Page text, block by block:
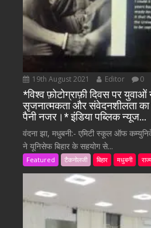
19th August 2021 Editor 0
*विश्व फ़ोटोग्राफ़ी दिवस पर युवाओं
सृजनात्मकता और संवेदनशीलता का
पैनी नजर।* इंडिया पब्लिक न्यूज…
वंदना झा, मधुबनी:- एमिटी स्कूल ऑफ
ने यूनिसेफ बिहार के सहयोग से...
Featured टैकनोलजी बिहार मधुबनी